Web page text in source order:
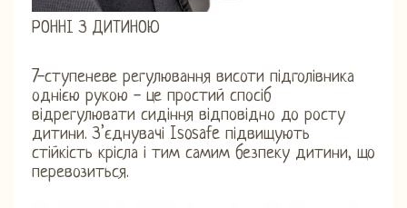
РОННІ З ДИТИНОЮ
7-ступеневе регулювання висоти підголівника
однією рукою - це простий спосіб
відрегулювати сидіння відповідно до росту
дитини. З’єднувачі Isosafe підвищують
стійкість крісла і тим самим безпеку дитини, що
перевозиться.